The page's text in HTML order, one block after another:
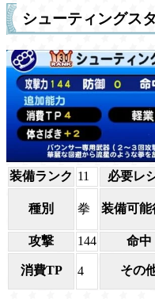
シューティングス
装備ランク 11 必要レ
種別 拳
装備可能
攻撃
144 命中
消費TP 4 その